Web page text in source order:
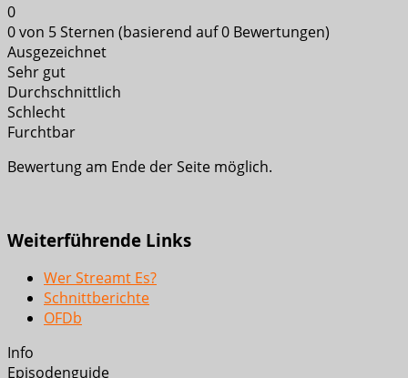
0
0 von 5 Sternen (basierend auf 0 Bewertungen)
Ausgezeichnet
Sehr gut
Durchschnittlich
Schlecht
Furchtbar
Bewertung am Ende der Seite möglich.
Weiterführende Links
Wer Streamt Es?
Schnittberichte
OFDb
Info
Episodenguide